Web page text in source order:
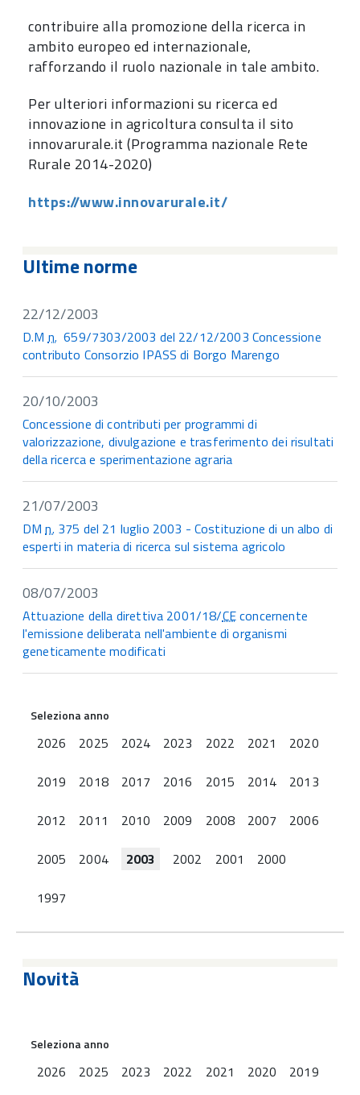
contribuire alla promozione della ricerca in
ambito europeo ed internazionale,
rafforzando il ruolo nazionale in tale ambito.
Per ulteriori informazioni su ricerca ed
innovazione in agricoltura consulta il sito
innovarurale.it (Programma nazionale Rete
Rurale 2014-2020)
https://www.innovarurale.it/
Ultime norme
22/12/2003
D.Mn. 659/7303/2003 del 22/12/2003 Concessione
contributo Consorzio IPASS di Borgo Marengo
20/10/2003
Concessione di contributi per programmi di
valorizzazione, divulgazione e trasferimento dei risultati
della ricerca e sperimentazione agraria
21/07/2003
DMn. 375 del 21 luglio 2003 - Costituzione di un albo di
esperti in materia di ricerca sul sistema agricolo
08/07/2003
Attuazione della direttiva 2001/18/CEconcernente
l'emissione deliberata nell'ambiente di organismi
geneticamente modificati
Seleziona anno
2026 2025 2024 2023 2022 2021
2020
2019
2018 2017 2016 2015 2014
2013
2012
2011 2010 2009 2008 2007
2006
2005
2004 2003 2002 2001
2000
1997
Novità
Seleziona anno
2026 2025 2023 2022 2021 2020 2019